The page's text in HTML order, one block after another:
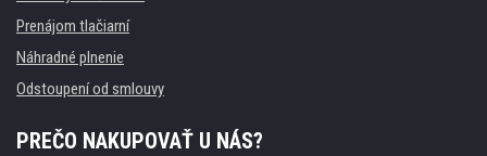
Prenájom tlačiarní
Náhradné plnenie
Odstoupení od smlouvy
PREČO NAKUPOVAŤ U NÁS?